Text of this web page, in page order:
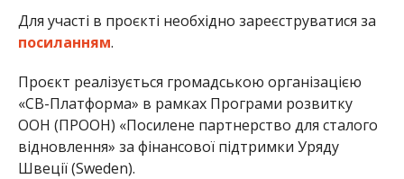
Для участі в проєкті необхідно зареєструватися за
посиланням.
Проєкт реалізується громадською організацією
«СВ-Платформа» в рамках Програми розвитку
ООН (ПРООН) «Посилене партнерство для сталого
відновлення» за фінансової підтримки Уряду
Швеції (Sweden).